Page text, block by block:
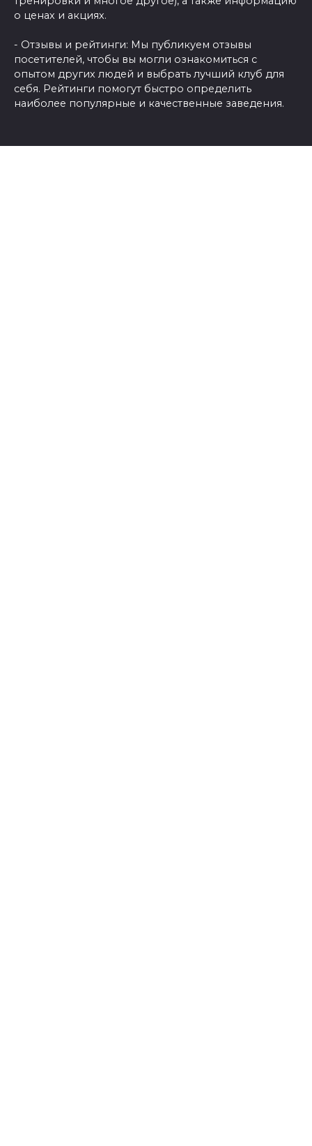
о ценах и акциях.
- Отзывы и рейтинги: Мы публикуем отзывы
посетителей, чтобы вы могли ознакомиться с
опытом других людей и выбрать лучший клуб для
себя. Рейтинги помогут быстро определить
наиболее популярные и качественные заведения.